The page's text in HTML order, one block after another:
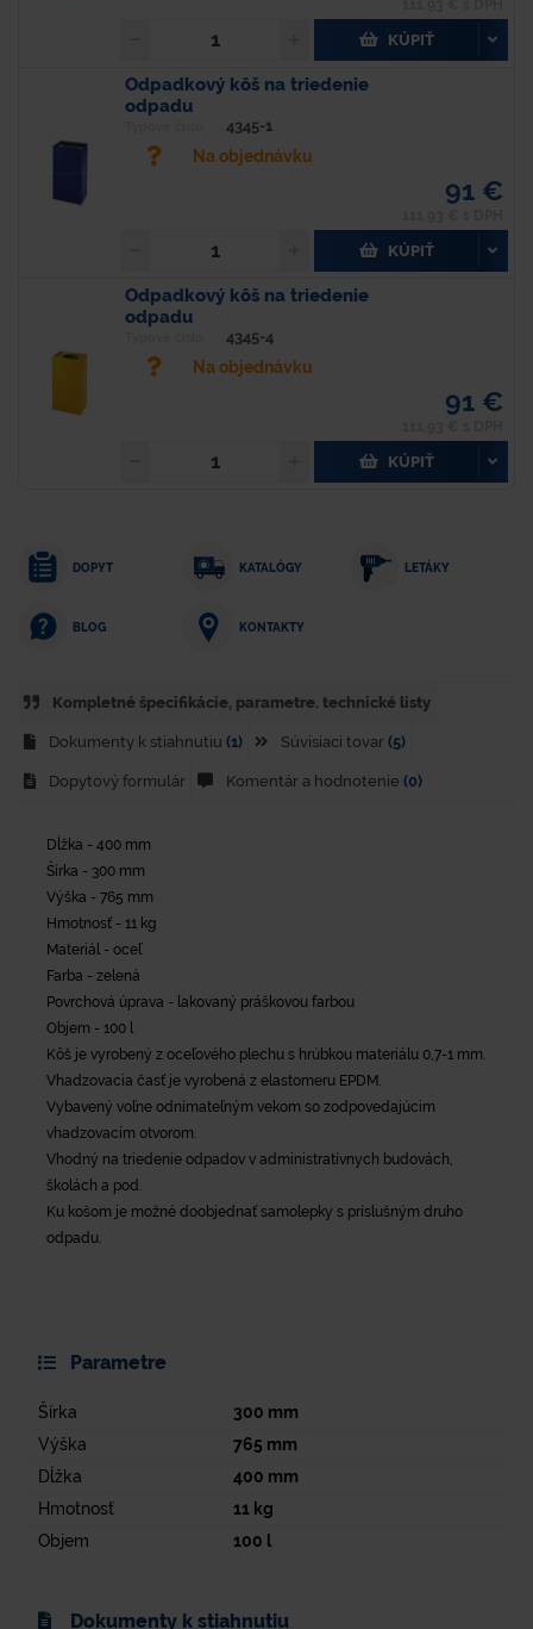
KÚPIŤ
Odpadkový kôš na triedenie
odpadu
4345-1
Na objednávku
91 €
KÚPIŤ
Odpadkový kôš na triedenie
odpadu
4345-4
Na objednávku
91 €
KÚPIŤ
DOPYT KATALÓGY LETÁKY
BLOG KONTAKTY
Kompletné špecifikácie, parametre. technické listy
Dokumenty k stiahnutiu (1) Súvisiaci tovar (5)
Dopytový formulár Komentár a hodnotenie (0)
Dĺžka - 400 mm
Šírka - 300 mm
Výška - 765 mm
Hmotnosť - 11 kg
Materiál - oceľ
Farba - zelená
Povrchová úprava - lakovaný práškovou farbou
Objem - 100 l
Kôš je vyrobený z oceľového plechu s hrúbkou materiálu 0,7-1 mm.
Vhadzovacia časť je vyrobená z elastomeru EPDM.
Vybavený voľne odnímateľným vekom so zodpovedajúcim
vhadzovacím otvorom.
Vhodný na triedenie odpadov v administratívnych budovách,
školách a pod.
Ku košom je možné doobjednať samolepky s príslušným druho
odpadu.
Parametre
Šírka 300 mm
Výška
765 mm
Dĺžka
400 mm
Hmotnosť
11kg
Objem
100 l
Dokumenty k stiahnutiu